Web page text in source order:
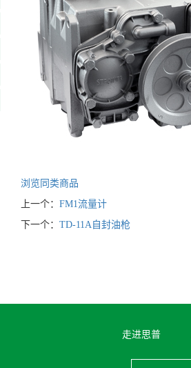
浏览同类商品
上一个： FM1流量计
下一个： TD-11A自封油枪
走进思普